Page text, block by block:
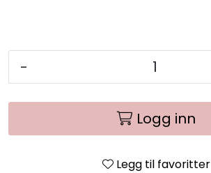
-
Logg inn
Legg til favoritter